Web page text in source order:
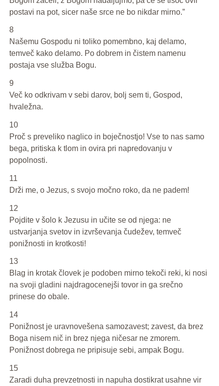
postavi na pot, sicer naše srce ne bo nikdar mirno.”
8
Našemu Gospodu ni toliko pomembno, kaj delamo,
temveč kako delamo. Po dobrem in čistem namenu
postaja vse služba Bogu.
9
Več ko odkrivam v sebi darov, bolj sem ti, Gospod,
hvaležna.
10
Proč s preveliko naglico in boječnostjo! Vse to nas samo
bega, pritiska k tlom in ovira pri napredovanju v
popolnosti.
11
Drži me, o Jezus, s svojo močno roko, da ne padem!
12
Pojdite v šolo k Jezusu in učite se od njega: ne
ustvarjanja svetov in izvrševanja čudežev, temveč
ponižnosti in krotkosti!
13
Blag in krotak človek je podoben mirno tekoči reki, ki nosi
na svoji gladini najdragocenejši tovor in ga srečno
prinese do obale.
14
Ponižnost je uravnovešena samozavest; zavest, da brez
Boga nisem nič in brez njega ničesar ne zmorem.
Ponižnost dobrega ne pripisuje sebi, ampak Bogu.
15
Zaradi duha prevzetnosti in napuha dostikrat usahne vir